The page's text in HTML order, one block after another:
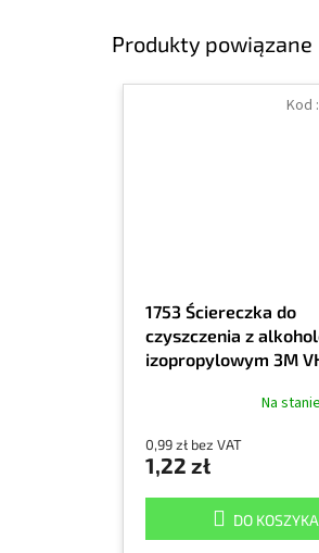
Produkty powiązane
1753 Ściereczka do
czyszczenia z
izopropylowym 3M
Na stanie
0,99 zł bez VAT
1,22 zł
DO KOSZYKA
Kod :